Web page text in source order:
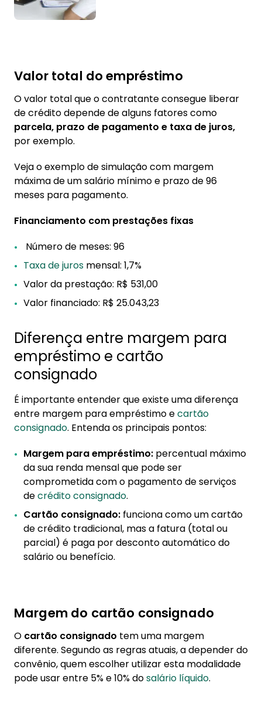
Valor total do empréstimo
O valor total que o contratante consegue liberar
de crédito depende de alguns fatores como
parcela, prazo de pagamento e taxa de juros,
por exemplo.
Veja o exemplo de simulação com margem
máxima de um salário mínimo e prazo de 96
meses para pagamento.
Financiamento com prestações fixas
Número de meses: 96
Taxa de juros mensal: 1,7%
Valor da prestação: R$ 531,00
Valor financiado: R$ 25.043,23
Diferença entre margem para
empréstimo e cartão
consignado
É importante entender que existe uma diferença
entre margem para empréstimo ecartão
consignado. Entenda os principais pontos:
Margem para empréstimo: percentual máximo
da sua renda mensal que pode ser
comprometida com o pagamento de serviços
decrédito consignado.
Cartão consignado: funciona como um cartão
de crédito tradicional, mas a fatura (total ou
parcial) é paga por desconto automático do
salário ou benefício.
Margem do cartão consignado
O cartão consignado tem uma margem
diferente. Segundo as regras atuais, a depender do
convênio, quem escolher utilizar esta modalidade
pode usar entre 5% e 10% dosalário líquido.